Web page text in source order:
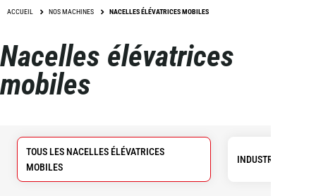
ACCUEIL NOS MACHINES NACELLES ÉLÉVATRICES MOBILES
Nacelles élévatrices
mobiles
TOUS LES NACELLES ÉLÉVATRICES
MOBILES
INDUSTRIELLES